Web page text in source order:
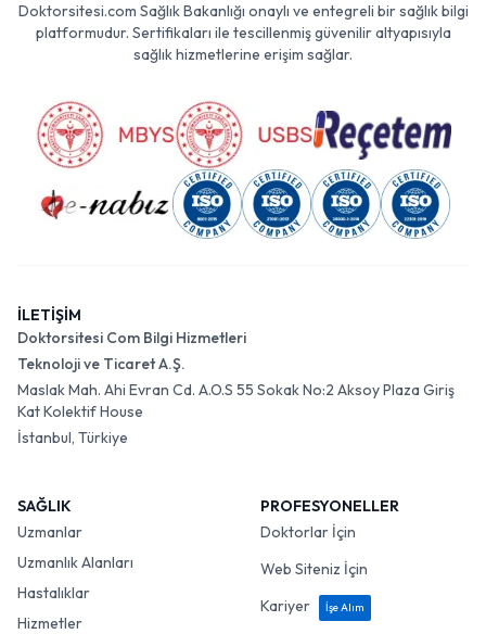
Doktorsitesi.com Sağlık Bakanlığı onaylı ve entegreli bir sağlık bilgi
platformudur. Sertifikaları ile tescillenmiş güvenilir altyapısıyla
sağlık hizmetlerine erişim sağlar.
İLETİŞİM
Doktorsitesi Com Bilgi Hizmetleri
Teknoloji ve Ticaret A.Ş.
Maslak Mah. Ahi Evran Cd. A.O.S 55 Sokak No:2 Aksoy Plaza Giriş
Kat Kolektif House
İstanbul, Türkiye
SAĞLIK
Uzmanlar
Uzmanlık Alanları
Hastalıklar
Hizmetler
PROFESYONELLER
Doktorlar İçin
Web Siteniz İçin
Kariyer
İşe Alım